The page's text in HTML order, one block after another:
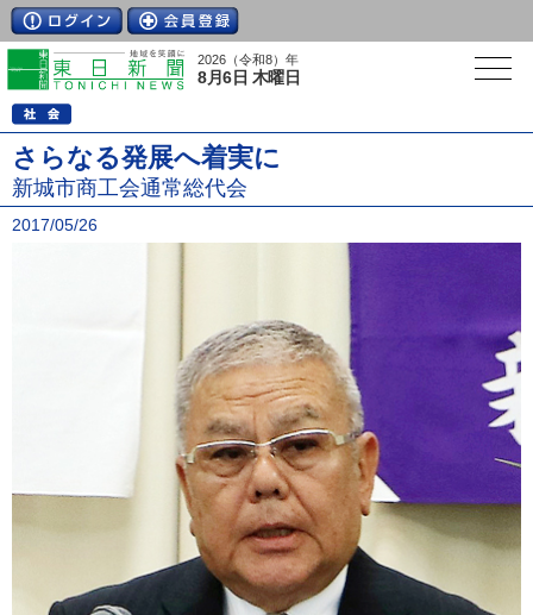
2026（令和8）年
8月6日 木曜日
さらなる発展へ着実に
新城市商工会通常総代会
2017/05/26